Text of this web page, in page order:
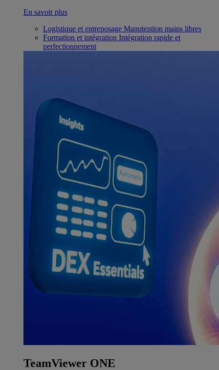
En savoir plus
Logistique et entreposage Manutention mains libres
Formation et intégration Intégration rapide et
perfectionnement
TeamViewer ONE